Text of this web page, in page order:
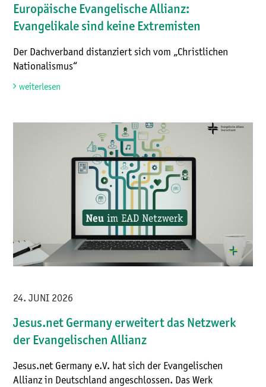
Europäische Evangelische Allianz:
Evangelikale sind keine Extremisten
Der Dachverband distanziert sich vom „Christlichen
Nationalismus“
weiterlesen
24. JUNI 2026
Jesus.net Germany erweitert das Netzwerk
der Evangelischen Allianz
Jesus.net Germany e.V. hat sich der Evangelischen
Allianz in Deutschland angeschlossen. Das Werk